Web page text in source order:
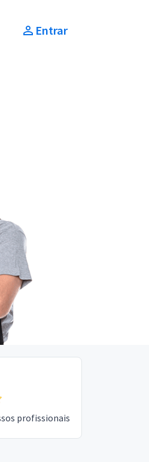
Entrar
profissionais